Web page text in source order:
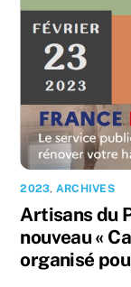
2023, ARCHIVES
Artisans du
nouveau «
organisé